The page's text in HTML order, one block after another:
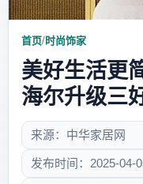
首页/时尚饰家
美好生活更
海尔升级三
来源：中华家居网
发布时间：2025-04-